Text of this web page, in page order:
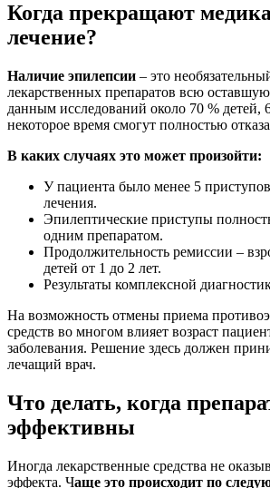
Когда прекращают
лечение?
Наличие эпилепсии – это
лекарственных препаратов всю
данным исследований около 70 % детей,
некоторое время смогут полностью
В каких случаях это может произойти:
У пациента было менее 5
лечения.
Эпилептические приступы
одним препаратом.
Продолжительность ремиссии –
детей от 1 до 2 лет.
Результаты комплексной
На возможность отмены приема
средств во многом влияет возраст
заболевания. Решение здесь должен
лечащий врач.
Что делать, когда
эффективны
Иногда лекарственные средства не
эффекта. Чаще это происходит по